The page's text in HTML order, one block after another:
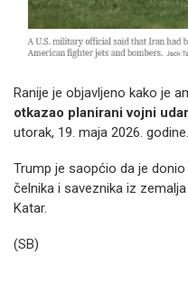
Ranije je objavljeno kako je a
otkazao planirani vojni
utorak, 19. maja 2026. godine.
Trump je saopćio da je
čelnika i saveznika iz
Katar.
(SB)